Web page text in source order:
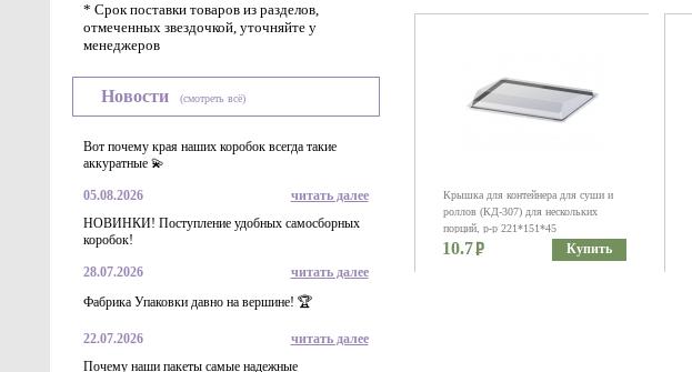
* Срок поставки товаров из разделов,
отмеченных звездочкой, уточняйте у
менеджеров
Новости (смотреть всё)
Вот почему края наших коробок всегда такие
аккуратные 💫
05.08.2026
читать далее
НОВИНКИ! Поступление удобных самосборных
коробок!
28.07.2026
читать далее
Фабрика Упаковки давно на вершине! 🏆
22.07.2026
читать далее
Почему наши пакеты самые надежные
Крышка для контейнера для суши и
роллов (КД-307) для нескольких
порций, р-р 221*151*45
10.7 Купить